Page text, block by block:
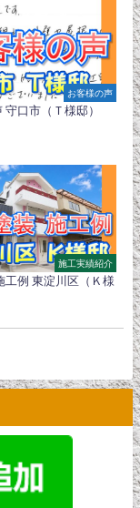
お客様の声
守口市（Ｔ様邸）
施工実績紹介
工例 東淀川区（Ｋ様